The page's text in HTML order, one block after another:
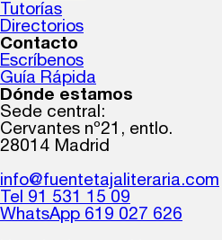
Tutorías
Directorios
Contacto
Escríbenos
Guía Rápida
Dónde estamos
Sede central:
Cervantes nº21, entlo.
28014 Madrid
info@fuentetajaliteraria.com
Tel 91 531 15 09
WhatsApp 619 027 626